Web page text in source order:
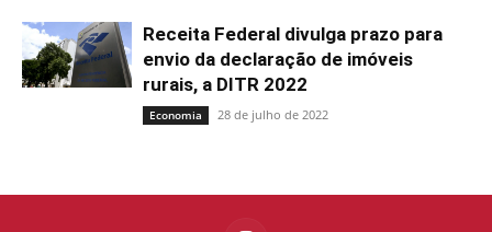
Receita Federal divulga prazo para
envio da declaração de imóveis
rurais, a DITR 2022
Economia 28 de julho de 2022